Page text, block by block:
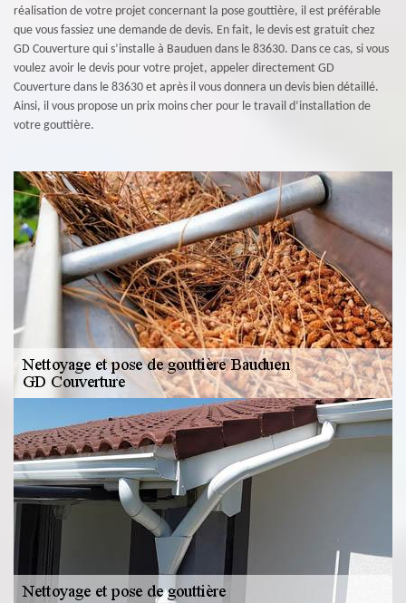
réalisation de votre projet concernant la pose gouttière, il est préférable
que vous fassiez une demande de devis. En fait, le devis est gratuit chez
GD Couverture qui s’installe à Bauduen dans le 83630. Dans ce cas, si vous
voulez avoir le devis pour votre projet, appeler directement GD
Couverture dans le 83630 et après il vous donnera un devis bien détaillé.
Ainsi, il vous propose un prix moins cher pour le travail d’installation de
votre gouttière.